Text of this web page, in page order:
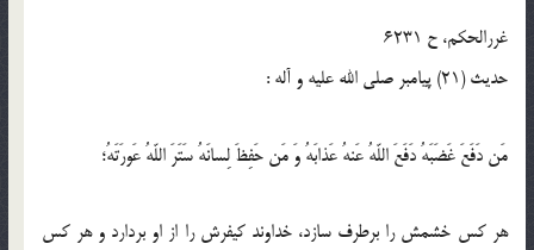
غررالحكم، ح 6231
حدیث (21) پيامبر صلی الله علیه و آله :
مَن دَفَعَ غَضَبَهُ دَفَعَ اللّه‏ُ عَنهُ عَذابَهُ وَ مَن حَفِظَ لِسانَهُ سَتَرَ اللّه‏ُ عَورَتَهُ؛
هر كس خشمش را برطرف سازد، خداوند كيفرش را از او بردارد و هر كس